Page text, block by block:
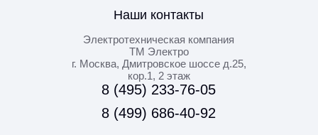
Наши контакты
Электротехническая компания
ТМ Электро
г. Москва, Дмитровское шоссе д.25,
кор.1, 2 этаж
8 (495) 233-76-05
8 (499) 686-40-92